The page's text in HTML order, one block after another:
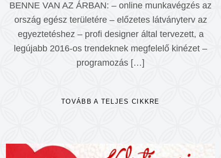
BENNE VAN AZ ÁRBAN: – online munkavégzés az
ország egész területére – előzetes látványterv az
egyeztetéshez – profi designer által tervezett, a
legújabb 2016-os trendeknek megfelelő kinézet –
programozás […]
TOVÁBB A TELJES CIKKRE